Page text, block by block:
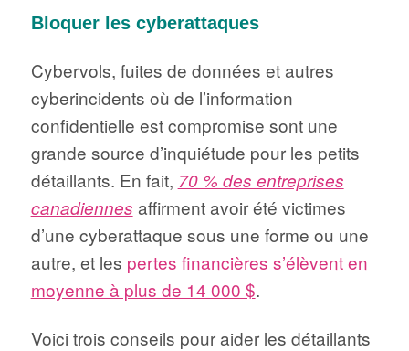
Bloquer les cyberattaques
Cybervols, fuites de données et autres
cyberincidents où de l’information
confidentielle est compromise sont une
grande source d’inquiétude pour les petits
détaillants. En fait, 70 % des entreprises
canadiennes affirment avoir été victimes
d’une cyberattaque sous une forme ou une
autre, et les pertes financières s’élèvent en
moyenne à plus de 14 000 $.
Voici trois conseils pour aider les détaillants